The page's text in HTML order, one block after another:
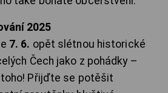
2025
7. 6. opět slétnou historické
Čech jako z pohádky –
Přijďte se potěšit